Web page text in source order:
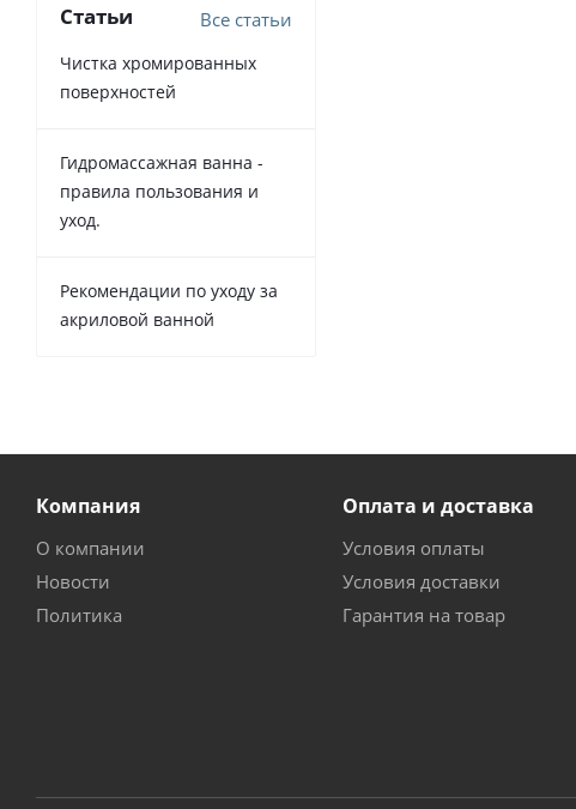
Статьи Все статьи
Чистка хромированных
поверхностей
Гидромассажная ванна -
правила пользования и
уход.
Рекомендации по уходу за
акриловой ванной
Компания
О компании
Новости
Политика
Оплата и доставка
Условия оплаты
Условия доставки
Гарантия на товар